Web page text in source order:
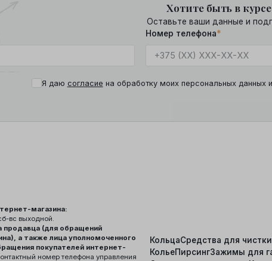
Хотите быть в
Оставьте ваши данные и
Номер телефона*
Я даю согласие на обработку моих персональных данных
магазина:
вс выходной.
(для обращений
а также лица уполномоченного
покупателей интернет-
номер телефона управления
КольцаСредства для чистки
КольеПирсингЗажимы для